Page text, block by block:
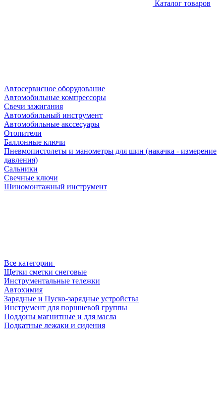
Каталог товаров
Автосервисное оборудование
Автомобильные компрессоры
Свечи зажигания
Автомобильный инструмент
Автомобильные акссесуары
Отопители
Баллонные ключи
Пневмопистолеты и манометры для шин (накачка - измерение
давления)
Сальники
Свечные ключи
Шиномонтажный инструмент
Все категории
Щетки сметки снеговые
Инструментальные тележки
Автохимия
Зарядные и Пуско-зарядные устройства
Инструмент для поршневой группы
Поддоны магнитные и для масла
Подкатные лежаки и сидения